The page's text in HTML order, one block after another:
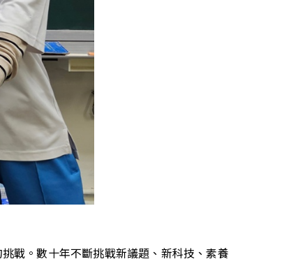
戰。數十年不斷挑戰新議題、新科技、素養